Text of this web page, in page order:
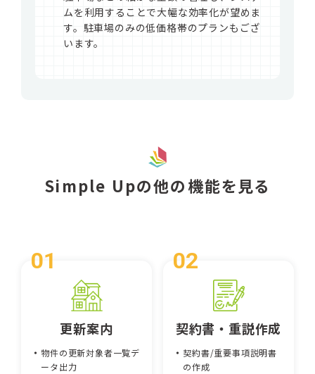
ムを利用することで大幅な効率化が望めま
す。駐車場のみの低価格帯のプランもござ
います。
Simple Upの他の機能を見る
更新案内
物件の更新対象者一覧デ
ータ出力
契約書・重説作成
契約書/重要事項説明書
の作成